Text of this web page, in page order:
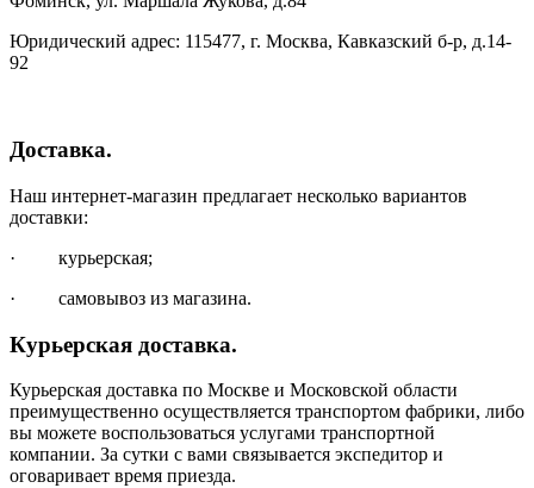
Юридический адрес: 115477, г. Москва, Кавказский б-р, д.14-
92
Доставка.
Наш интернет-магазин предлагает несколько вариантов
доставки:
· курьерская;
· самовывоз из магазина.
Курьерская доставка.
Курьерская доставка по Москве и Московской области
преимущественно осуществляется транспортом фабрики, либо
вы можете воспользоваться услугами транспортной
компании. За сутки с вами связывается экспедитор и
оговаривает время приезда.